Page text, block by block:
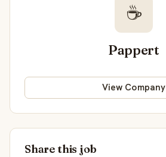
☕
Pappert
View Company
Share this job